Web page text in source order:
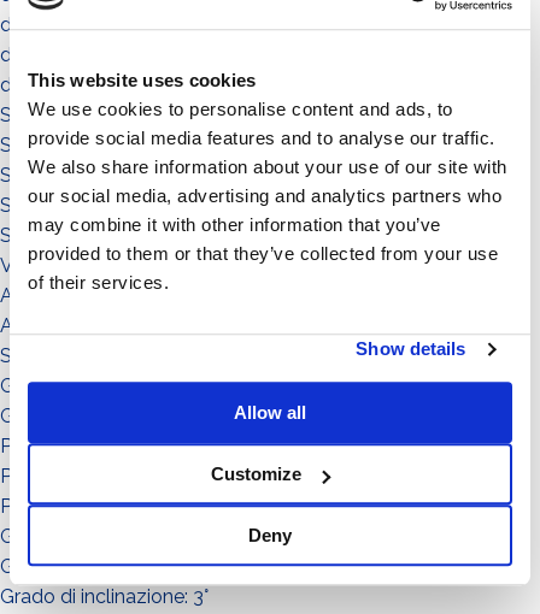
This website uses cookies
We use cookies to personalise content and ads, to
provide social media features and to analyse our traffic.
We also share information about your use of our site with
our social media, advertising and analytics partners who
may combine it with other information that you’ve
provided to them or that they’ve collected from your use
of their services.
Show details
Allow all
Customize
Deny
die gemeinde
die umgebung
das territorium
Sistema a Vela 11°
Sistema Est-Ovest
Sistema a Vela
Sistema Connect
Sistema Standard
Video illustrativi
Accessori
Accessorio
Sistema
Grado di inclinazione: 11°
Grado di inclinazione: 12°
Potenza: da 151 a in su
Potenza: da 0 a 50
Potenza: da 51 a 150
Grado di inclinazione: 30°
Grado di inclinazione: 15°
Grado di inclinazione: 3°